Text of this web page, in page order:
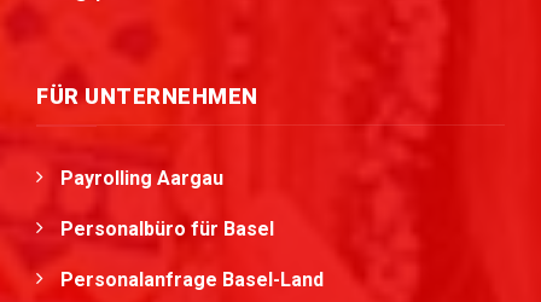
FÜR UNTERNEHMEN
Payrolling Aargau
Personalbüro für Basel
Personalanfrage Basel-Land